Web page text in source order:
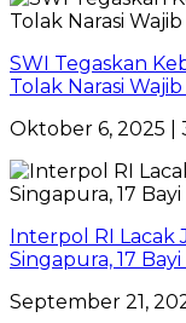
SWI Tegaskan
Tolak Narasi
Oktober 6, 2025 |
Interpol RI Lacak
Singapura, 17
September 21,